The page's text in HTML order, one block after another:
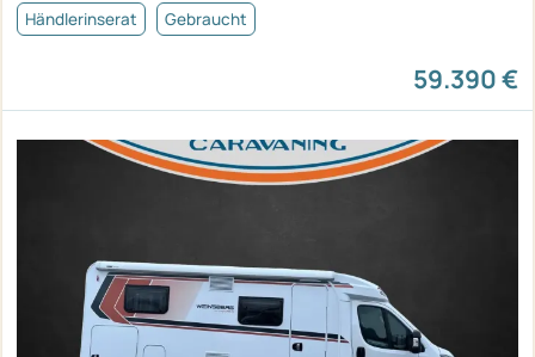
Händlerinserat Gebraucht
59.390 €